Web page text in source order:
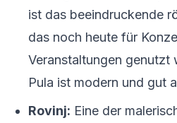
ist das beeindruckende
das noch heute für
Veranstaltungen genutzt
Pula ist modern und gut
Rovinj: Eine der